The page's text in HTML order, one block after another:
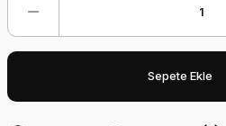
Sepete Ekle